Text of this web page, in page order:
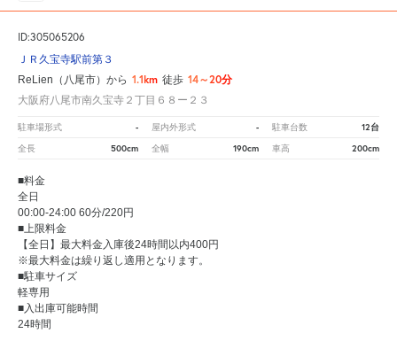
ID:305065206
ＪＲ久宝寺駅前第３
ReLien（八尾市）から 1.1km 徒歩 14～20分
大阪府八尾市南久宝寺２丁目６８ー２３
駐車場形式 - 屋内外形式 - 駐車台数 12台
全長 500cm 全幅 190cm 車高 200cm
■料金
全日
00:00-24:00 60分/220円
■上限料金
【全日】最大料金入庫後24時間以内400円
※最大料金は繰り返し適用となります。
■駐車サイズ
軽専用
■入出庫可能時間
24時間